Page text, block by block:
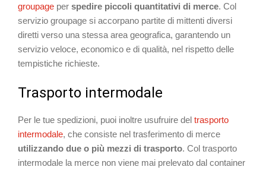
groupage per spedire piccoli quantitativi di merce. Col
servizio groupage si accorpano partite di mittenti diversi
diretti verso una stessa area geografica, garantendo un
servizio veloce, economico e di qualità, nel rispetto delle
tempistiche richieste.
Trasporto intermodale
Per le tue spedizioni, puoi inoltre usufruire del trasporto
intermodale, che consiste nel trasferimento di merce
utilizzando due o più mezzi di trasporto. Col trasporto
intermodale la merce non viene mai prelevato dal container